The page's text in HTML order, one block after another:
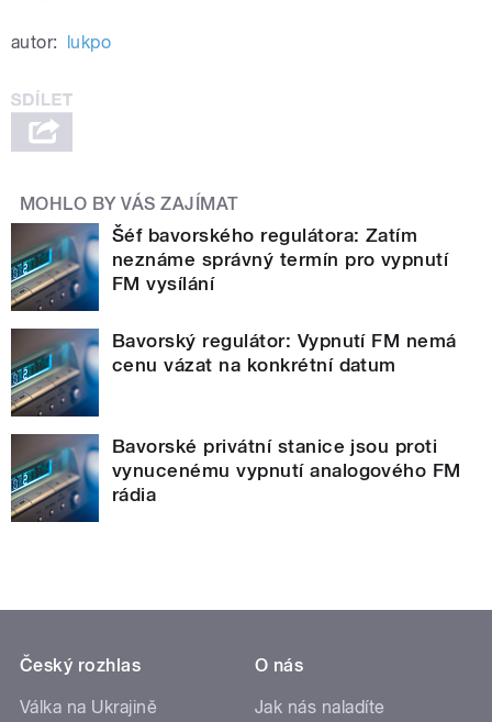
autor: lukpo
MOHLO BY VÁS ZAJÍMAT
Šéf bavorského regulátora: Zatím
neznáme správný termín pro vypnutí
FM vysílání
Bavorský regulátor: Vypnutí FM nemá
cenu vázat na konkrétní datum
Bavorské privátní stanice jsou proti
vynucenému vypnutí analogového FM
rádia
Český rozhlas
Válka na Ukrajině
O nás
Jak nás naladíte